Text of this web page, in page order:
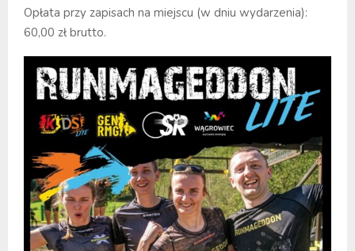
Opłata przy zapisach na miejscu (w dniu wydarzenia):
60,00 zł brutto.